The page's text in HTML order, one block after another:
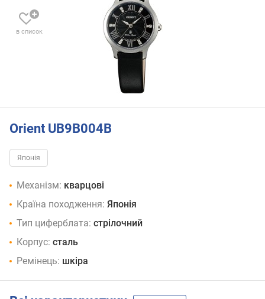
в список
Orient UB9B004B
Японія
Механізм: кварцові
Країна походження: Японія
Тип циферблата: стрілочний
Корпус: сталь
Ремінець: шкіра